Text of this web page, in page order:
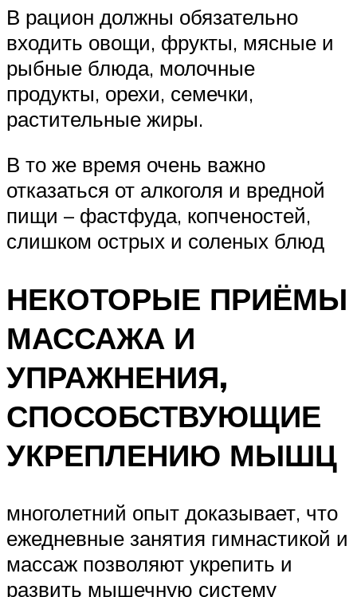
В рацион должны обязательно
входить овощи, фрукты, мясные и
рыбные блюда, молочные
продукты, орехи, семечки,
растительные жиры.
В то же время очень важно
отказаться от алкоголя и вредной
пищи – фастфуда, копченостей,
слишком острых и соленых блюд
НЕКОТОРЫЕ ПРИЁМЫ
МАССАЖА И
УПРАЖНЕНИЯ,
СПОСОБСТВУЮЩИЕ
УКРЕПЛЕНИЮ МЫШЦ
многолетний опыт доказывает, что
ежедневные занятия гимнастикой и
массаж позволяют укрепить и
развить мышечную систему